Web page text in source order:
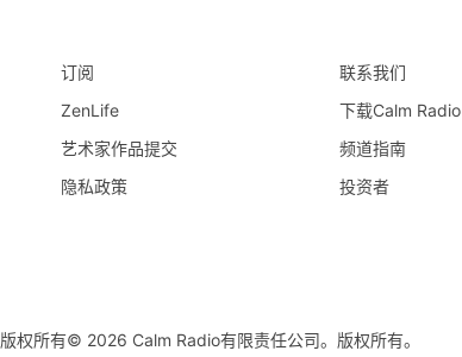
订阅
联系我们
ZenLife
下载Calm Radio
艺术家作品提交
频道指南
隐私政策 投资者
版权所有© 2026 Calm Radio有限责任公司。版权所有。